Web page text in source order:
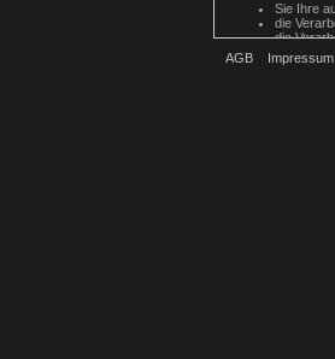
AGB Impressum
Sie Ihre
die
die
die Verarbeitung